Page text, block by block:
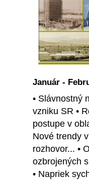
Január -
• Slávnostný
vzniku SR •
postupe v
Nové trendy
rozhovor... •
ozbrojených
• Napriek